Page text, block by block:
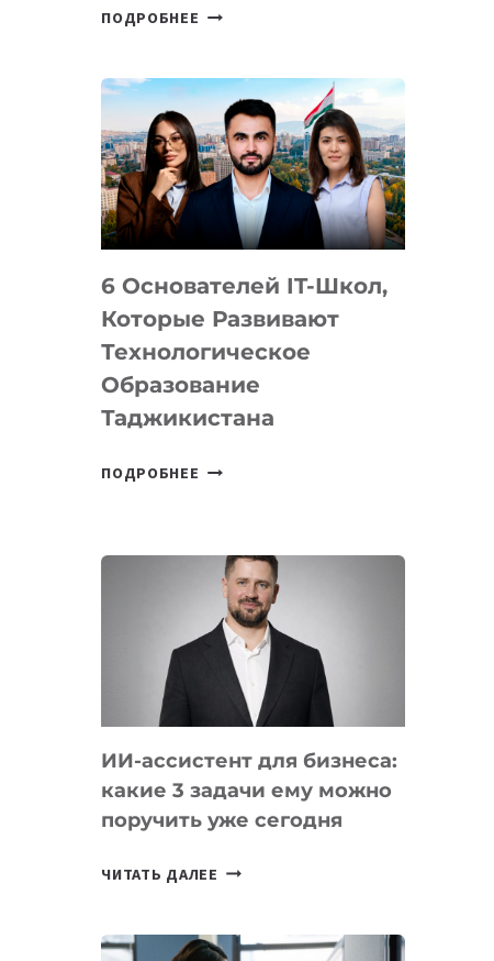
ПОДРОБНЕЕ СТАЛИ
ВНЕШНЕГО
ВИДА
НОВОГО
УСТРОЙСТВА
OPENAI
6 Основателей IT-Школ,
Которые Развивают
Технологическое
Образование
Таджикистана
ПОДРОБНЕЕ
КОТОРЫЕ
РАЗВИВАЮТ
ТЕХНОЛОГИЧЕСКОЕ
ОБРАЗОВАНИЕ
ТАДЖИКИСТАНА
ИИ-ассистент для бизнеса:
какие 3 задачи ему можно
поручить уже сегодня
ЧИТАТЬ ДАЛЕЕ ИИ-
БИЗНЕСА: